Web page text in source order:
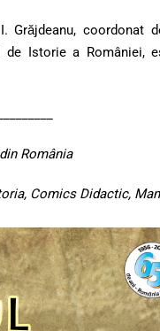
coordonat
Istorie a României,
România
Comics Didactic,